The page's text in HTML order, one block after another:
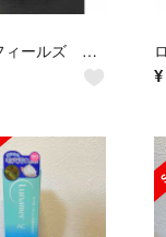
ロダン&フィールズ 美容液➕日中用クリーム
¥